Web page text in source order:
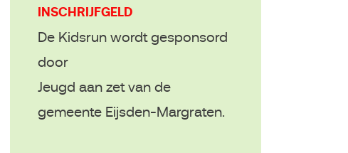
INSCHRIJFGELD
De Kidsrun wordt gesponsord
door
Jeugd aan zet van de
gemeente Eijsden-Margraten.